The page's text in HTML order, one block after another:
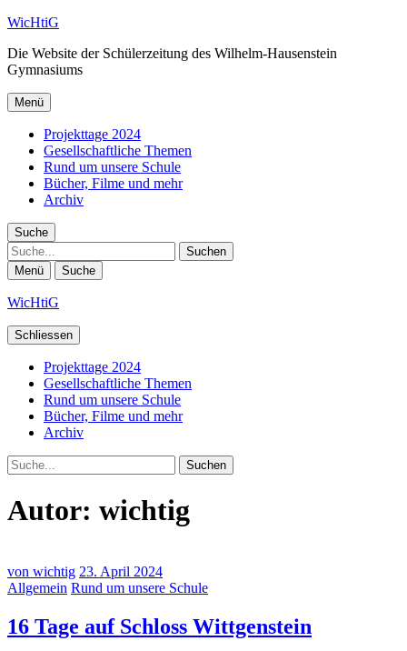
WicHtiG
Die Website der Schülerzeitung des Wilhelm-Hausenstein
Gymnasiums
Menü
Projekttage 2024
Gesellschaftliche Themen
Rund um unsere Schule
Bücher, Filme und mehr
Archiv
Suche
Suche
Menü Suche
WicHtiG
Schliessen
Projekttage 2024
Gesellschaftliche Themen
Rund um unsere Schule
Bücher, Filme und mehr
Archiv
Suche
Autor: wichtig
von wichtig 23. April 2024
Allgemein Rund um unsere Schule
16 Tage auf Schloss Wittgenstein